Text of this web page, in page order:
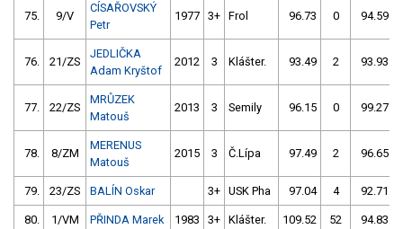
75. 9/V
CÍSAŘOVSKÝ
Petr
1977 3+ Frol 96.73 0 94.59
76. 21/ZS
JEDLIČKA
Adam Kryštof
2012 3 Klášter. 93.49 2 93.93
77. 22/ZS
MRŮZEK
Matouš
2013 3 Semily 96.15 0 99.27
78. 8/ZM
MERENUS
Matouš
2015 3 Č.Lípa 97.49 2 96.65
79. 23/ZS BALÍN Oskar 3+ USK Pha 97.04 4 92.71
80. 1/VM PŘINDA Marek 1983 3+ Klášter. 109.52 52 94.83